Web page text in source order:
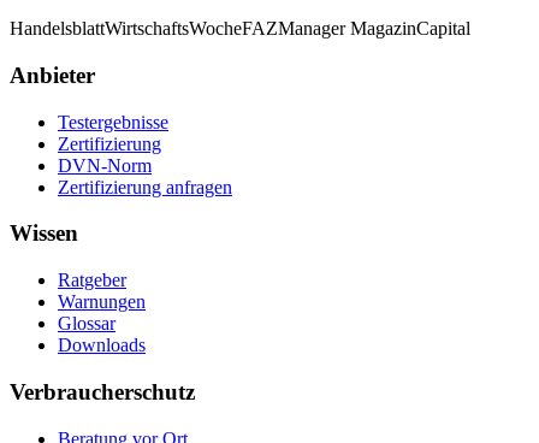
HandelsblattWirtschaftsWocheFAZManager MagazinCapital
Anbieter
Testergebnisse
Zertifizierung
DVN-Norm
Zertifizierung anfragen
Wissen
Ratgeber
Warnungen
Glossar
Downloads
Verbraucherschutz
Beratung vor Ort